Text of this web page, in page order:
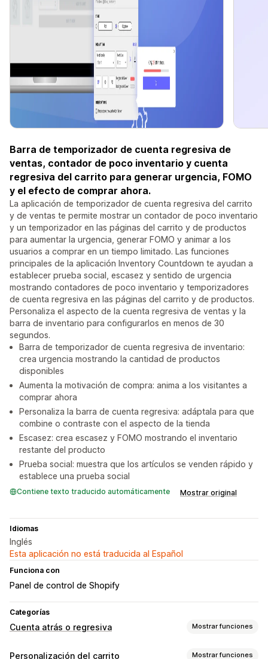
Barra de temporizador de cuenta regresiva de
ventas, contador de poco inventario y cuenta
regresiva del carrito para generar urgencia, FOMO
y el efecto de comprar ahora.
La aplicación de temporizador de cuenta regresiva del carrito
y de ventas te permite mostrar un contador de poco inventario
y un temporizador en las páginas del carrito y de productos
para aumentar la urgencia, generar FOMO y animar a los
usuarios a comprar en un tiempo limitado. Las funciones
principales de la aplicación Inventory Countdown te ayudan a
establecer prueba social, escasez y sentido de urgencia
mostrando contadores de poco inventario y temporizadores
de cuenta regresiva en las páginas del carrito y de productos.
Personaliza el aspecto de la cuenta regresiva de ventas y la
barra de inventario para configurarlos en menos de 30
segundos.
Barra de temporizador de cuenta regresiva de inventario:
crea urgencia mostrando la cantidad de productos
disponibles
Aumenta la motivación de compra: anima a los visitantes a
comprar ahora
Personaliza la barra de cuenta regresiva: adáptala para que
combine o contraste con el aspecto de la tienda
Escasez: crea escasez y FOMO mostrando el inventario
restante del producto
Prueba social: muestra que los artículos se venden rápido y
establece una prueba social
Contiene texto traducido automáticamente Mostrar original
Idiomas
Inglés
Esta aplicación no está traducida al Español
Funciona con
Panel de control de Shopify
Categorías
Cuenta atrás o regresiva Mostrar funciones
Opciones de muestra
Personalización del carrito Mostrar funciones